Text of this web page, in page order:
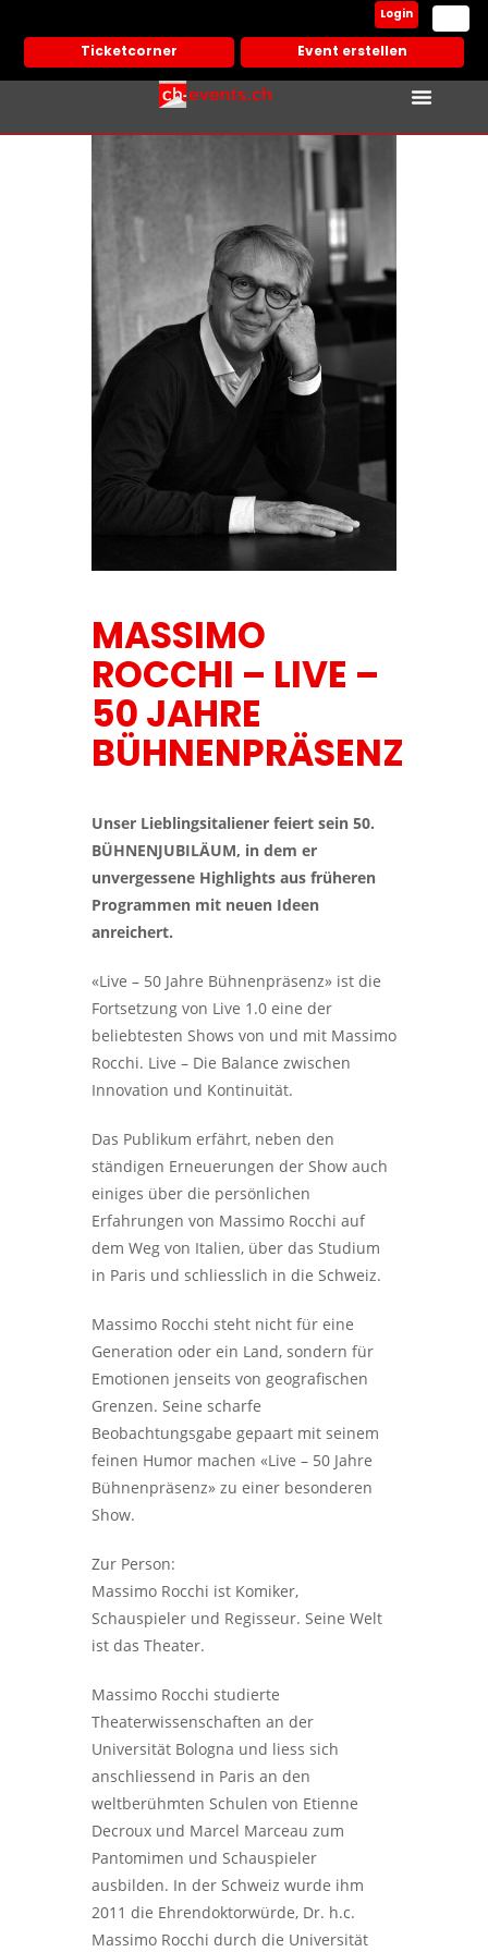
Ticketcorner Event erstellen
Login
MASSIMO
ROCCHI – LIVE –
50 JAHRE
BÜHNENPRÄSENZ
Unser Lieblingsitaliener feiert sein 50.
BÜHNENJUBILÄUM, in dem er
unvergessene Highlights aus früheren
Programmen mit neuen Ideen
anreichert.
«Live – 50 Jahre Bühnenpräsenz» ist die
Fortsetzung von Live 1.0 eine der
beliebtesten Shows von und mit Massimo
Rocchi. Live – Die Balance zwischen
Innovation und Kontinuität.
Das Publikum erfährt, neben den
ständigen Erneuerungen der Show auch
einiges über die persönlichen
Erfahrungen von Massimo Rocchi auf
dem Weg von Italien, über das Studium
in Paris und schliesslich in die Schweiz.
Massimo Rocchi steht nicht für eine
Generation oder ein Land, sondern für
Emotionen jenseits von geografischen
Grenzen. Seine scharfe
Beobachtungsgabe gepaart mit seinem
feinen Humor machen «Live – 50 Jahre
Bühnenpräsenz» zu einer besonderen
Show.
Zur Person:
Massimo Rocchi ist Komiker,
Schauspieler und Regisseur. Seine Welt
ist das Theater.
Massimo Rocchi studierte
Theaterwissenschaften an der
Universität Bologna und liess sich
anschliessend in Paris an den
weltberühmten Schulen von Etienne
Decroux und Marcel Marceau zum
Pantomimen und Schauspieler
ausbilden. In der Schweiz wurde ihm
2011 die Ehrendoktorwürde, Dr. h.c.
Massimo Rocchi durch die Universität